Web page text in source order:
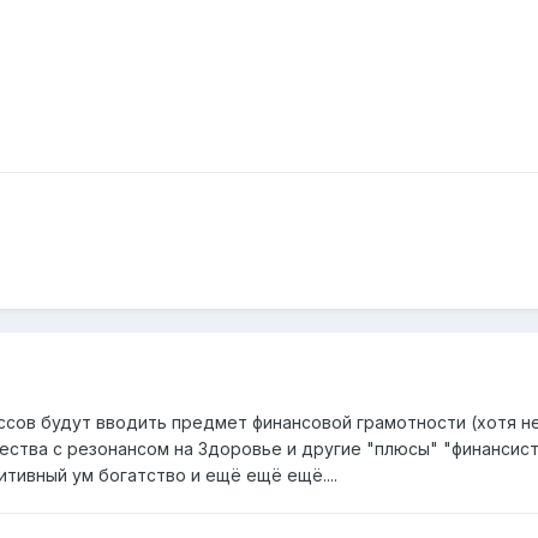
будут вводить предмет финансовой грамотности (хотя
с резонансом на Здоровье и другие "плюсы"
ум богатство и ещё ещё ещё....